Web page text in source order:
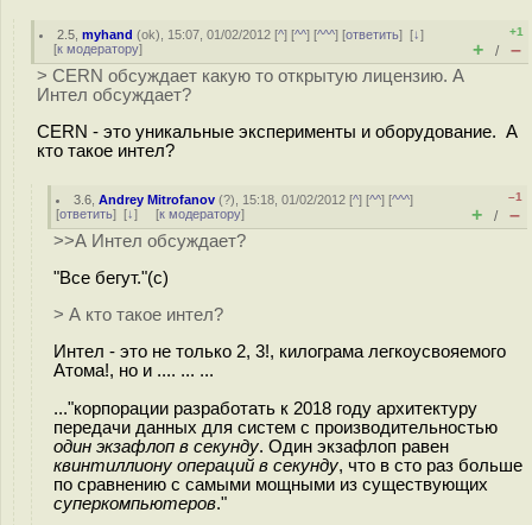
2.5 ,myhand (ok), 15:07, 01/02/2012 [^] [^^] [^^^] [ответить][↓]
[к модератору]
+1
+ / –
> CERN обсуждает какую то открытую лицензию. А
Интел обсуждает?
CERN - это уникальные эксперименты и оборудование. А
кто такое интел?
3.6 ,Andrey Mitrofanov (?), 15:18, 01/02/2012 [^] [^^] [^^^]
[ответить] [↓] [к модератору]
–1
+ / –
>>А Интел обсуждает?
"Все бегут."(с)
> А кто такое интел?
Интел - это не только 2, 3!, килограма легкоусвояемого
Атома!, но и .... ... ...
..."корпорации разработать к 2018 году архитектуру
передачи данных для систем с производительностью
один экзафлоп в секунду. Один экзафлоп равен
квинтиллиону операций в секунду, что в сто раз больше
по сравнению с самыми мощными из существующих
суперкомпьютеров."